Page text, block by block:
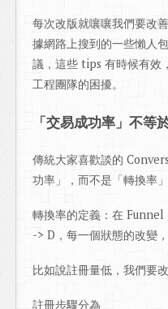
每次改版就嚷嚷我們要改
據網路上搜到的一些懶人
議，這些 tips 有時候有效
工程團隊的困擾。
「交易成功率」不等
傳統大家喜歡談的
功率」，而不是「轉換率」
轉換率的定義：在 Funnel
-> D，每一個狀態的改變
比如說註冊量低，我們要
註冊步驟分為